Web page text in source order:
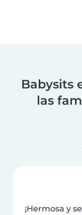
Babysits
las
¡Hermosa y